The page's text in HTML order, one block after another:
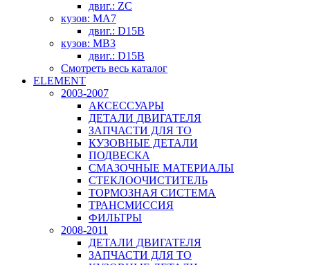
двиг.: ZC
кузов: MA7
двиг.: D15B
кузов: MB3
двиг.: D15B
Смотреть весь каталог
ELEMENT
2003-2007
АКСЕССУАРЫ
ДЕТАЛИ ДВИГАТЕЛЯ
ЗАПЧАСТИ ДЛЯ ТО
КУЗОВНЫЕ ДЕТАЛИ
ПОДВЕСКА
СМАЗОЧНЫЕ МАТЕРИАЛЫ
СТЕКЛООЧИСТИТЕЛЬ
ТОРМОЗНАЯ СИСТЕМА
ТРАНСМИССИЯ
ФИЛЬТРЫ
2008-2011
ДЕТАЛИ ДВИГАТЕЛЯ
ЗАПЧАСТИ ДЛЯ ТО